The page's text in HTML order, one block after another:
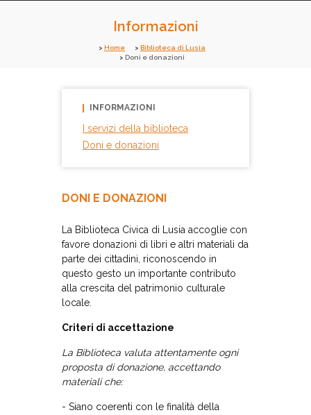
Informazioni
Home
Biblioteca di Lusia
Doni e donazioni
INFORMAZIONI
I servizi della biblioteca
Doni e donazioni
DONI E DONAZIONI
La Biblioteca Civica di Lusia accoglie con
favore donazioni di libri e altri materiali da
parte dei cittadini, riconoscendo in
questo gesto un importante contributo
alla crescita del patrimonio culturale
locale.
Criteri di accettazione
La Biblioteca valuta attentamente ogni
proposta di donazione, accettando
materiali che:
- Siano coerenti con le finalità della